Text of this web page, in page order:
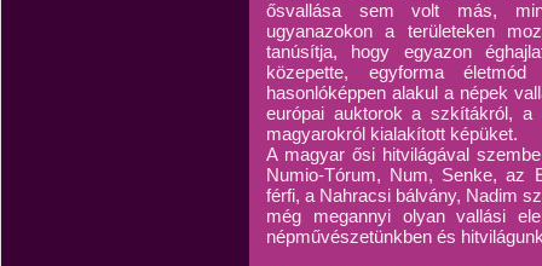
ősvallása sem volt más,
ugyanazokon a területeken
tanúsítja, hogy egyazon
közepette, egyforma
hasonlóképpen alakul a népek
európai auktorok a szkítákról,
magyarokról kialakított képüket.
A magyar ősi hitvilágával
Numio-Tórum, Num, Senke, az
férfi, a Nahracsi bálvány, Nadim
még megannyi olyan vallási
népművészetünkben és